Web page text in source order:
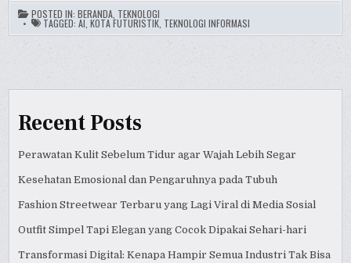
POSTED IN:BERANDA TEKNOLOGI
TAGGED:AI ,KOTA FUTURISTIK TEKNOLOGI INFORMASI
Recent Posts
Perawatan Kulit Sebelum Tidur agar Wajah Lebih Segar
Kesehatan Emosional dan Pengaruhnya pada Tubuh
Fashion Streetwear Terbaru yang Lagi Viral di Media Sosial
Outfit Simpel Tapi Elegan yang Cocok Dipakai Sehari-hari
Transformasi Digital: Kenapa Hampir Semua Industri Tak Bisa